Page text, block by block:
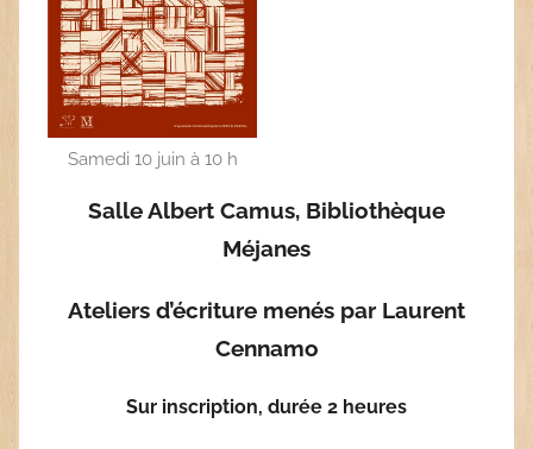
Samedi 10 juin à 10 h
Salle Albert Camus, Bibliothèque
Méjanes
Ateliers d’écriture menés par Laurent
Cennamo
Sur inscription, durée 2 heures